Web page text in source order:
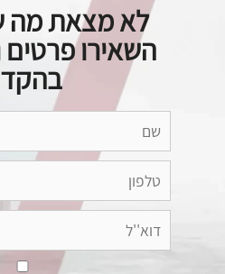
לא מצאת מה
השאירו פרטים